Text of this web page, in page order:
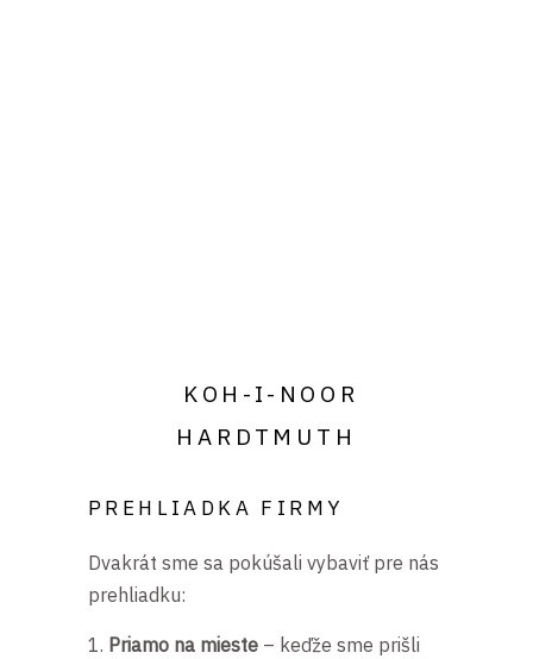
KOH-I-NOOR
HARDTMUTH
PREHLIADKA FIRMY
Dvakrát sme sa pokúšali vybaviť pre nás
prehliadku:
Priamo na mieste – keďže sme prišli